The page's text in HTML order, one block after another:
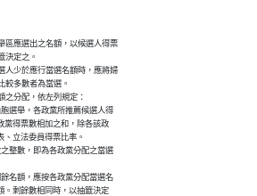
區應選出之名額，以候選人得票
決定之。
人少於應行當選名額時，應將婦
較多數者為當選。
之分配，依左列規定：
選舉，各政黨所推薦候選人得
黨得票數相加之和，除各該政
、立法委員得票比率。
整數，即為各政黨分配之當選
名額，應按各政黨分配當選名
。剩餘數相同時，以抽籤決定